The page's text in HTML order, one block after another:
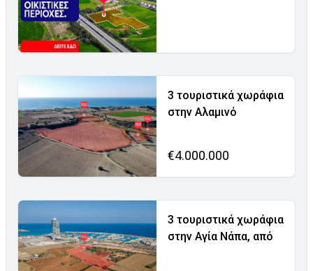
3 τουριστικά χωράφια
στην Αλαμινό
€4.000.000
3 τουριστικά χωράφια
στην Αγία Νάπα, από